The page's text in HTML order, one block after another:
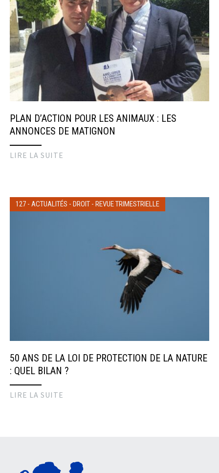
PLAN D’ACTION POUR LES ANIMAUX : LES
ANNONCES DE MATIGNON
LIRE LA SUITE
127 - ACTUALITÉS - DROIT - REVUE TRIMESTRIELLE
50 ANS DE LA LOI DE PROTECTION DE LA NATURE
: QUEL BILAN ?
LIRE LA SUITE